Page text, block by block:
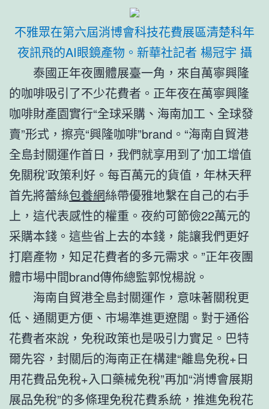
不雅眾在第六屆消博會科技花費展區清楚科年
夜訊飛的AI眼鏡產物。新華社記者 楊冠宇 攝
泰國正年夜團體展臺一角，來自萬寧興隆
的咖啡吸引了不少花費者。正年夜在萬寧興隆
咖啡財產園實行“全球采購、海南加工、全球發
賣”形式，擦亮“興隆咖啡”brand。“海南自貿港
全島封關運作首日，我們就享用到了‘加工增值
免關稅’政策利好。每百萬元的貨值，年林天秤
首先將蕾絲包養網絲帶優雅地繫在自己的右手
上，這代表感性的權重。夜約可節儉22萬元的
采購本錢。這些省上去的本錢，能讓我們更好
打磨產物，知足花費者的多元需求。”正年夜團
體市場中間brand傳佈總監郭悅楊說。
海南自貿港全島封關運作，意味著關稅更
低、通關更方便、市場準進更遼闊。對于通俗
花費者來說，免稅政策也是吸引力實足。巴特
爾先容，封關后的海南正在構建“離島免稅+日
用花費品免稅+入口藥械免稅”再加“消博會展期
展品免稅”的多條理免稅花費系統，推進免稅花